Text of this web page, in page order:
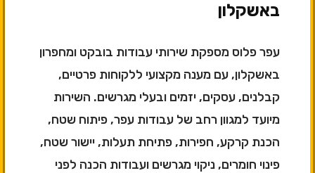
באשקלון
עפר פלוס מספקת שירותי עבודות בובקט ומחפרון
באשקלון, עם מענה מקצועי ללקוחות פרטיים,
קבלנים, עסקים, יזמים ובעלי מגרשים. השירות
מיועד למגוון רחב של עבודות עפר, פיתוח שטח,
הכנת קרקע, חפירות, פתיחת תעלות, יישור שטח,
פינוי חומרים, ניקוי מגרשים ועבודות הכנה לפני